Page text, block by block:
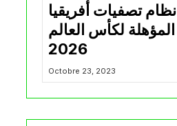
نظام تصفيات أفريقيا
المؤهلة لكأس العالم
2026
Octobre 23, 2023